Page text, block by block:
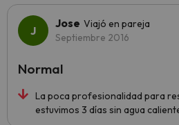
Jose Viajó en pareja
Septiembre 2016
La poca profesionalidad para
estuvimos 3 días sin agua
Normal